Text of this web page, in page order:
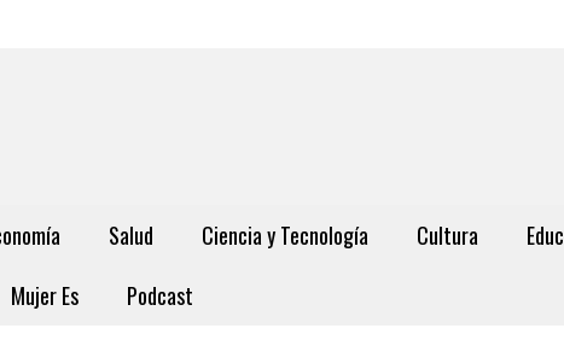
Salud Ciencia y Tecnología Cultura
Mujer Es Podcast